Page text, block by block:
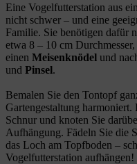
Eine Vogelfutterstation aus
nicht schwer – und eine
Familie. Sie benötigen dafür
etwa 8 – 10 cm Durchmesser,
einen Meisenknödel und
und Pinsel.
Bemalen Sie den Tontopf
Gartengestaltung
Schnur und knoten Sie
Aufhängung. Fädeln Sie die
das Loch am Topfboden –
Vogelfutterstation aufhängen!